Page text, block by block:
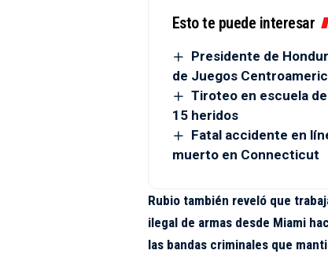
Esto te puede interesar
Presidente de
de Juegos
Tiroteo en escuela
15 heridos
Fatal accidente en
muerto en Connecticut
Rubio también reveló que
ilegal de armas desde Miami
las bandas criminales que